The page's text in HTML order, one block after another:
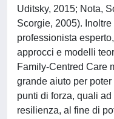
Uditsky, 2015; Nota,
Scorgie, 2005).
professionista
approcci e modelli
Family-Centred Care
grande aiuto per poter
punti di forza, quali
resilienza, al fine di